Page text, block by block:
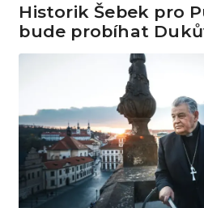
Historik Šebek pro
bude probíhat